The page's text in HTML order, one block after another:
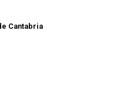
Cantabria